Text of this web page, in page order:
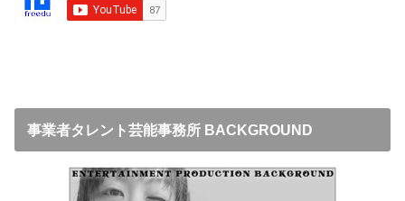
事業者タレント芸能事務所 BACKGROUND